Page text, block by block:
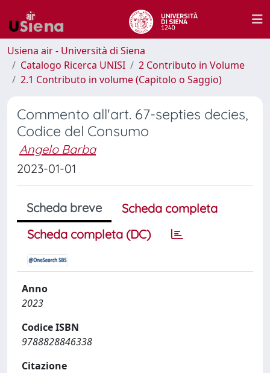
Usiena air - Università di Siena
Catalogo Ricerca UNISI
2 Contributo in Volume
2.1 Contributo in volume (Capitolo o Saggio)
Commento all'art. 67-septies decies,
Codice del Consumo
Angelo Barba
2023-01-01
Scheda breve
Scheda completa
Scheda completa (DC)
Anno
2023
Codice ISBN
9788828846338
Citazione